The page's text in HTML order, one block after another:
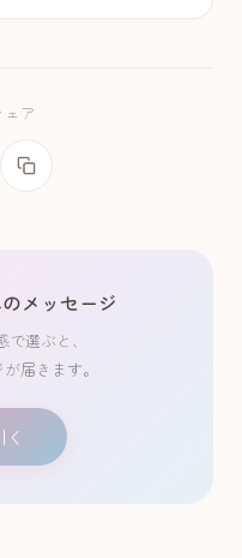
ェア
メッセージ
選ぶと、
届きます。